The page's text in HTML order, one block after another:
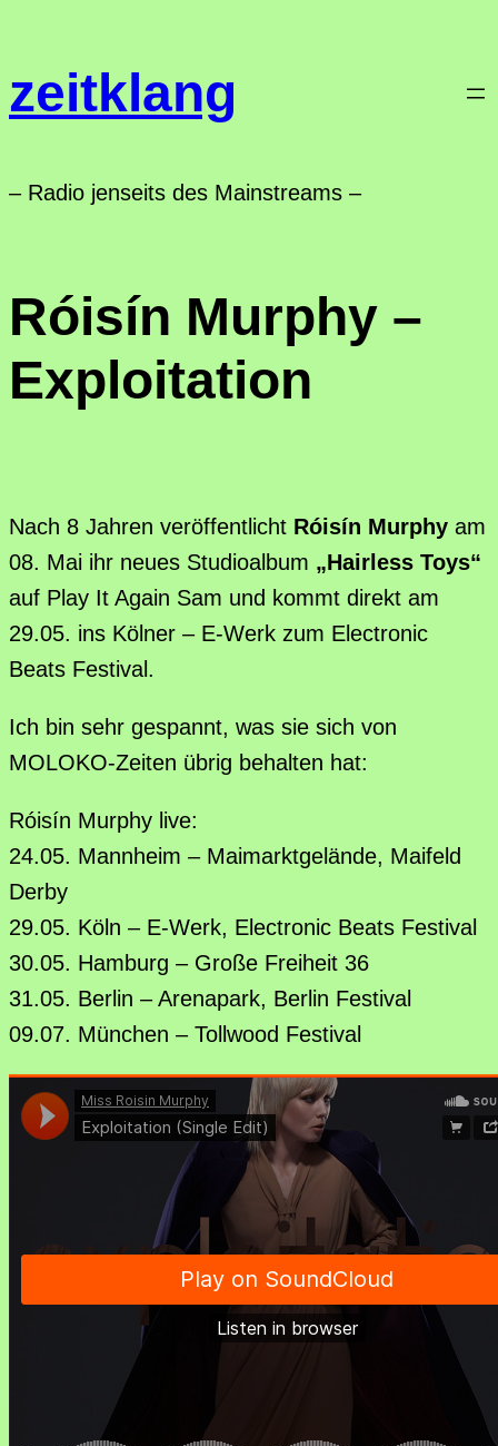
springen
zeitklang
– Radio jenseits des Mainstreams –
Róisín Murphy –
Exploitation
Nach 8 Jahren veröffentlicht Róisín Murphy am
08. Mai ihr neues Studioalbum „Hairless Toys“
auf Play It Again Sam und kommt direkt am
29.05. ins Kölner – E-Werk zum Electronic
Beats Festival.
Ich bin sehr gespannt, was sie sich von
MOLOKO-Zeiten übrig behalten hat:
Róisín Murphy live:
24.05. Mannheim – Maimarktgelände, Maifeld
Derby
29.05. Köln – E-Werk, Electronic Beats Festival
30.05. Hamburg – Große Freiheit 36
31.05. Berlin – Arenapark, Berlin Festival
09.07. München – Tollwood Festival